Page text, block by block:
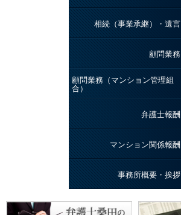
相続（事業承継）・遺言
顧問業務
顧問業務（マンション管理組
合）
弁護士報酬
マンション関係報酬
事務所概要・挨拶